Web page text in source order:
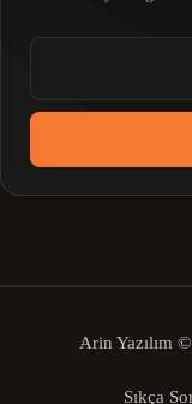
Arin Yazılım
Sıkça